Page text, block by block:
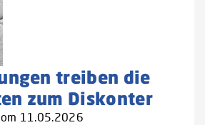
treiben die
zum Diskonter
11.05.2026